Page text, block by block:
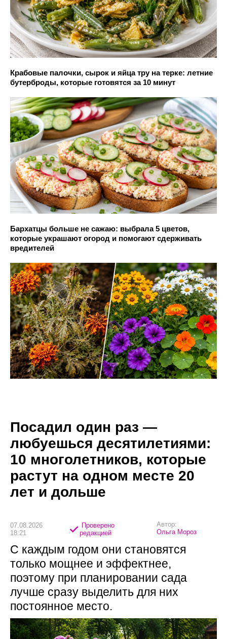
Крабовые палочки, сырок и яйца тру на терке: летние
бутерброды, которые готовятся за 10 минут
Бархатцы больше не сажаю: выбрала 5 цветов,
которые украшают огород и помогают сдерживать
вредителей
Посадил один раз —
любуешься десятилетиями:
10 многолетников, которые
растут на одном месте 20
лет и дольше
07.08.2026
18:21
Проверено
редакцией
Автор:
Ольга Мороз
С каждым годом они становятся
только мощнее и эффектнее,
поэтому при планировании сада
лучше сразу выделить для них
постоянное место.